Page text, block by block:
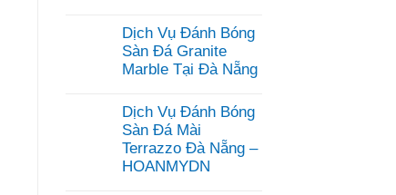
bình
luận
ở
Dịch
Đánh
Bóng
Sàn
Bê
Tông
Đà
Dịch Vụ Đánh Bóng
Sàn Đá Granite
Marble Tại Đà Nẵng
bình
luận
ở
Dịch
Vụ
Dịch Vụ Đánh Bóng
Sàn Đá Mài
Terrazzo Đà Nẵng –
HOANMYDN